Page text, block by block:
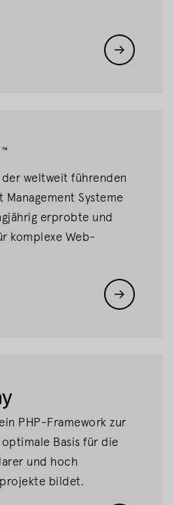
der weltweit führenden
Systeme
erprobte und
komplexe Web-
PHP-Framework zur
Basis für die
und hoch
bildet.